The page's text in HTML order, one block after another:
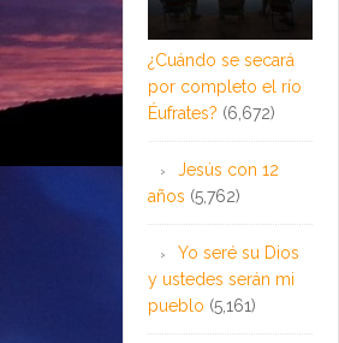
¿Cuándo se secará
por completo el río
Éufrates? (6,672)
Jesús con 12
años (5,762)
Yo seré su Dios
y ustedes serán mi
pueblo (5,161)